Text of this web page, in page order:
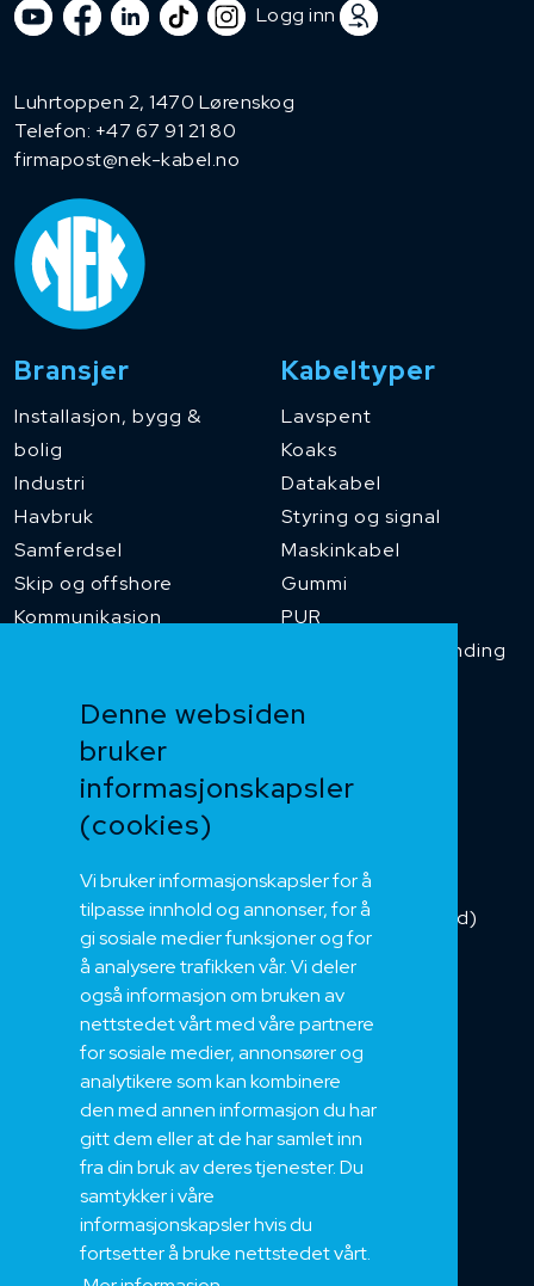
Denne websiden
bruker
informasjonskapsler
(cookies)
Vi bruker informasjonskapsler for å
tilpasse innhold og annonser, for å
gi sosiale medier funksjoner og for
å analysere trafikken vår. Vi deler
også informasjon om bruken av
nettstedet vårt med våre partnere
for sosiale medier, annonsører og
analytikere som kan kombinere
den med annen informasjon du har
gitt dem eller at de har samlet inn
fra din bruk av deres tjenester. Du
samtykker i våre
informasjonskapsler hvis du
fortsetter å bruke nettstedet vårt.
Logg inn
Luhrtoppen 2, 1470 Lørenskog
Telefon: +47 67 91 21 80
firmapost@nek-kabel.no
Bransjer
Installasjon, bygg &
bolig
Industri
Havbruk
Samferdsel
Skip og offshore
Kommunikasjon
Kabeltyper
Lavspent
Koaks
Datakabel
Styring og signal
Maskinkabel
Gummi
PUR
Temperaturbestanding
Heis og kran
Kategorikabel
Installasjonskabel
Kombikabel (Hybrid)
DNV sertifisert
Tilbehør
Om oss
Bærekraft og Åpenhet
Jobb hos oss
Sertifiseringer
Support
Teknisk
Eksport